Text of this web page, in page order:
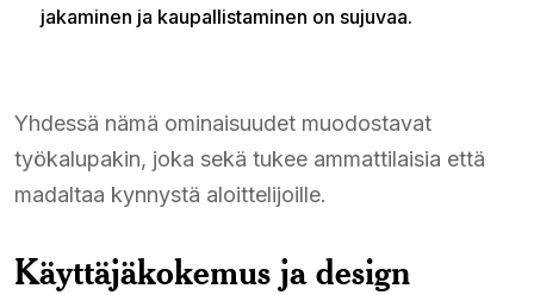
jakaminen ja kaupallistaminen on sujuvaa.
Yhdessä nämä ominaisuudet muodostavat
työkalupakin, joka sekä tukee ammattilaisia että
madaltaa kynnystä aloittelijoille.
Käyttäjäkokemus ja design